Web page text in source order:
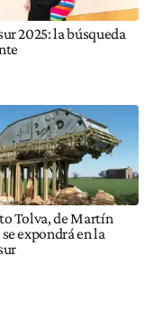
2025: la búsqueda
Tolva, de Martín
expondrá en la